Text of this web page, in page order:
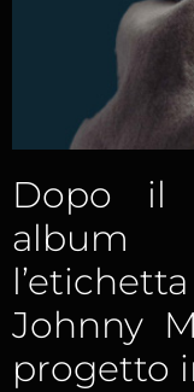
Dopo il
album
Johnny
progetto